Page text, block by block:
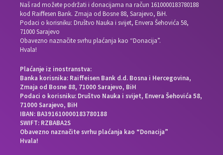
Naš rad možete podržati i donacijama na račun 1610000183780188
kod Raiffesen Bank. Zmaja od Bosne 88, Sarajevo, BiH.
Podaci o korisniku: Društvo Nauka i svijet, Envera Šehovića 58,
71000 Sarajevo
Obavezno naznačite svrhu plaćanja kao “Donacija”.
Hvala!
Plaćanje iz inostranstva:
Banka korisnika: Raiffeisen Bank d.d. Bosna i Hercegovina,
Zmaja od Bosne 88, 71000 Sarajevo, BiH
Podaci o korisniku: Društvo Nauka i svijet, Envera Šehovića 58,
71000 Sarajevo, BiH
IBAN: BA391610000183780188
SWIFT: RZBABA2S
Obavezno naznačite svrhu plaćanja kao “Donacija”
Hvala!